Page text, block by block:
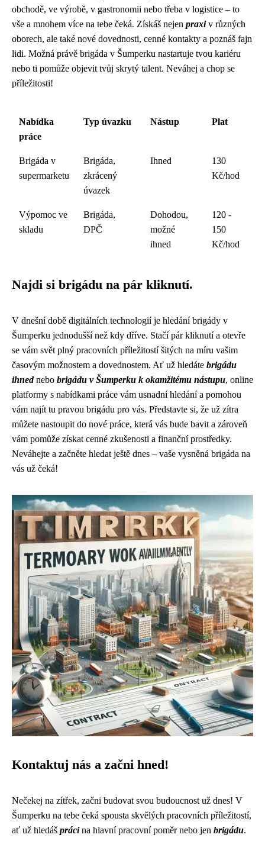
obchodě, ve výrobě, v gastronomii nebo třeba v logistice – to
vše a mnohem více na tebe čeká. Získáš nejen praxiv různých
oborech, ale také nové dovednosti, cenné kontakty a poznáš fajn
lidi. Možná právě brigáda v Šumperku nastartuje tvou kariéru
nebo ti pomůže objevit tvůj skrytý talent. Neváhej a chop se
příležitosti!
Nabídka
práce
Typ úvazku Nástup Plat
Brigáda v
supermarketu
Brigáda,
zkrácený
úvazek
Ihned
130
Kč/hod
Výpomoc ve
skladu
Brigáda,
DPČ
Dohodou,
možné
ihned
120 -
150
Kč/hod
Najdi si brigádu na pár kliknutí.
V dnešní době digitálních technologií je hledání brigády v
Šumperku jednodušší než kdy dříve. Stačí pár kliknutí a otevře
se vám svět plný pracovních příležitostí šitých na míru vašim
časovým možnostem a dovednostem. Ať už hledáte brigádu
ihnednebo brigádu v Šumperku k okamžitému nástupu, online
platformy s nabídkami práce vám usnadní hledání a pomohou
vám najít tu pravou brigádu pro vás. Představte si, že už zítra
můžete nastoupit do nové práce, která vás bude bavit a zároveň
vám pomůže získat cenné zkušenosti a finanční prostředky.
Neváhejte a začněte hledat ještě dnes – vaše vysněná brigáda na
vás už čeká!
Kontaktuj nás a začni hned!
Nečekej na zítřek, začni budovat svou budoucnost už dnes! V
Šumperku na tebe čeká spousta skvělých pracovních příležitostí,
ať už hledáš prácina hlavní pracovní poměr nebo jen brigádu.